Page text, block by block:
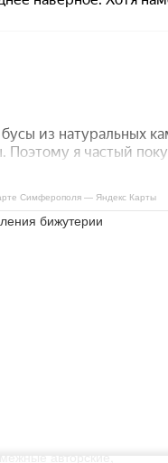
Симферополя — Яндекс Карты
бижутерии
авторские,